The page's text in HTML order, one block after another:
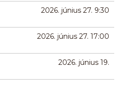
2026. június 27. 9:30
2026. június 27. 17:00
2026. június 19.